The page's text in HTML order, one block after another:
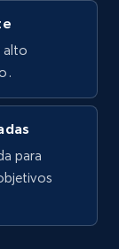
alto
para